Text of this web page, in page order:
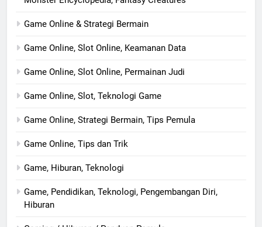
Game Online & Strategi Bermain
Game Online, Slot Online, Keamanan Data
Game Online, Slot Online, Permainan Judi
Game Online, Slot, Teknologi Game
Game Online, Strategi Bermain, Tips Pemula
Game Online, Tips dan Trik
Game, Hiburan, Teknologi
Game, Pendidikan, Teknologi, Pengembangan Diri,
Hiburan